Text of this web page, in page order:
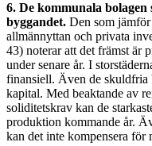
6. De kommunala
byggandet. Den som
allmännyttan och privata
43) noterar att det främst är
under senare år. I
finansiell. Även de skuldfria
kapital. Med beaktande av
soliditetskrav kan de
produktion kommande år.
kan det inte kompensera för